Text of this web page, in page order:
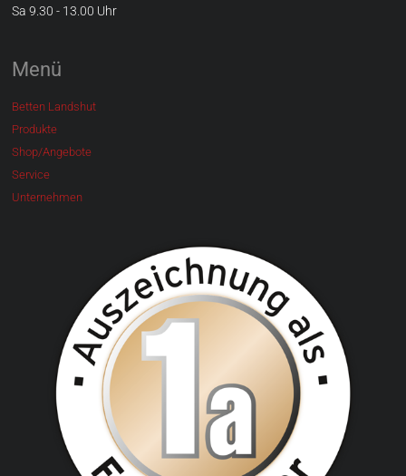
Sa 9.30 - 13.00 Uhr
Menü
Betten Landshut
Produkte
Shop/Angebote
Service
Unternehmen